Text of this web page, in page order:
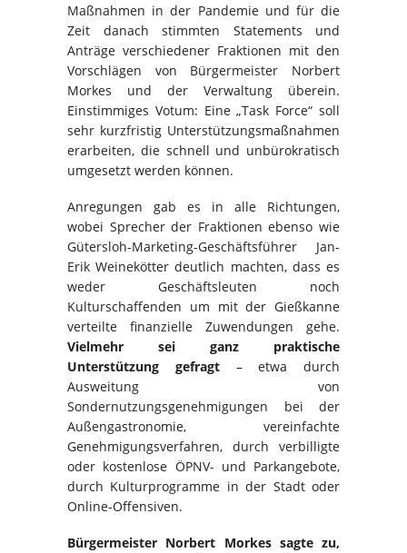
Maßnahmen in der Pandemie und für die
Zeit danach stimmten Statements und
Anträge verschiedener Fraktionen mit den
Vorschlägen von Bürgermeister Norbert
Morkes und der Verwaltung überein.
Einstimmiges Votum: Eine „Task Force“ soll
sehr kurzfristig Unterstützungsmaßnahmen
erarbeiten, die schnell und unbürokratisch
umgesetzt werden können.
Anregungen gab es in alle Richtungen,
wobei Sprecher der Fraktionen ebenso wie
Gütersloh-Marketing-Geschäftsführer Jan-
Erik Weinekötter deutlich machten, dass es
weder Geschäftsleuten noch
Kulturschaffenden um mit der Gießkanne
verteilte finanzielle Zuwendungen gehe.
Vielmehr sei ganz praktische
Unterstützung gefragt– etwa durch
Ausweitung von
Sondernutzungsgenehmigungen bei der
Außengastronomie, vereinfachte
Genehmigungsverfahren, durch verbilligte
oder kostenlose ÖPNV- und Parkangebote,
durch Kulturprogramme in der Stadt oder
Online-Offensiven.
Bürgermeister Norbert Morkes sagte zu,